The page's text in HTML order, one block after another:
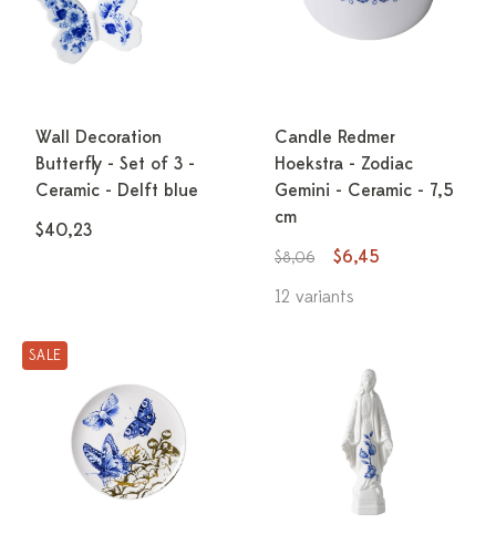
Wall Decoration
Butterfly - Set of 3 -
Ceramic - Delft blue
$40,23
Candle Redmer
Hoekstra - Zodiac
Gemini - Ceramic - 7,5
cm
$8,06
$6,45
12 variants
SALE